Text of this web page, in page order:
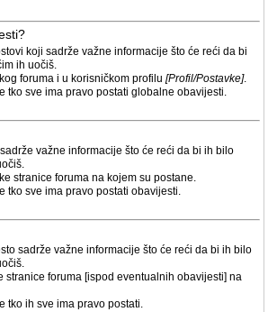
koji sadrže važne informacije što će reći da bi
ih uočiš.
foruma i u korisničkom profilu [Profil/Postavke].
tko sve ima pravo postati globalne obavijesti.
važne informacije što će reći da bi ih bilo
stranice foruma na kojem su postane.
tko sve ima pravo postati obavijesti.
sadrže važne informacije što će reći da bi ih bilo
stranice foruma [ispod eventualnih obavijesti] na
tko ih sve ima pravo postati.